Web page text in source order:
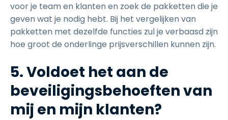
voor je team en klanten en zoek de pakketten die je
geven wat je nodig hebt. Bij het vergelijken van
pakketten met dezelfde functies zul je verbaasd zijn
hoe groot de onderlinge prijsverschillen kunnen zijn.
5. Voldoet het aan de
beveiligingsbehoeften van
mij en mijn klanten?